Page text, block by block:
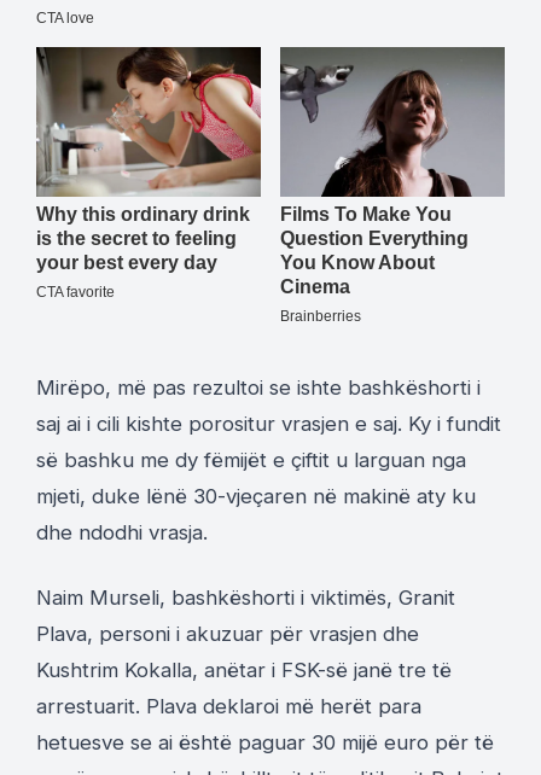
Mirëpo, më pas rezultoi se ishte bashkëshorti i
saj ai i cili kishte porositur vrasjen e saj. Ky i fundit
së bashku me dy fëmijët e çiftit u larguan nga
mjeti, duke lënë 30-vjeçaren në makinë aty ku
dhe ndodhi vrasja.
Naim Murseli, bashkëshorti i viktimës, Granit
Plava, personi i akuzuar për vrasjen dhe
Kushtrim Kokalla, anëtar i FSK-së janë tre të
arrestuarit. Plava deklaroi më herët para
hetuesve se ai është paguar 30 mijë euro për të